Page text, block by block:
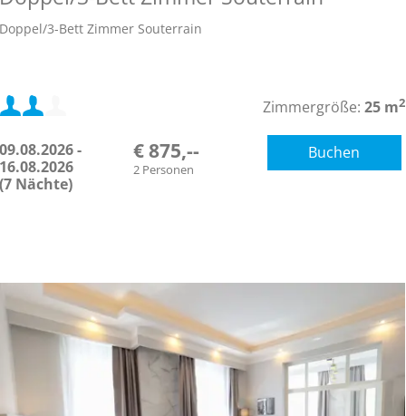
Doppel/3-Bett Zimmer Souterrain
Mindestbelegung:
Maximalbelegung:
Zimmergröße:25 m2
09.08.2026 -
16.08.2026
(7 Nächte)
€ 875,--
2 Personen
Buchen